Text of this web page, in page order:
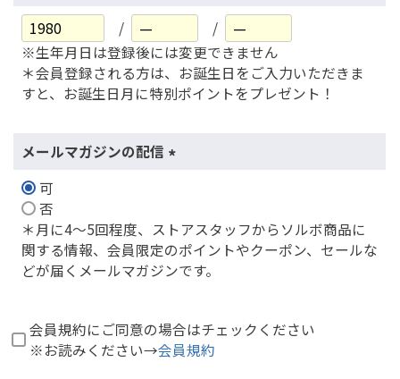
※生年月日は登録後には変更できません
＊会員登録される方は、お誕生日をご入力いただきま
すと、お誕生日月に特別ポイントをプレゼント！
メールマガジンの配信
須
)
可
否
＊月に4～5回程度、ストアスタッフからソルボ商品に
関する情報、会員限定のポイントやクーポン、セールな
どが届くメールマガジンです。
会員規約にご同意の場合はチェックください
※お読みください→会員規約